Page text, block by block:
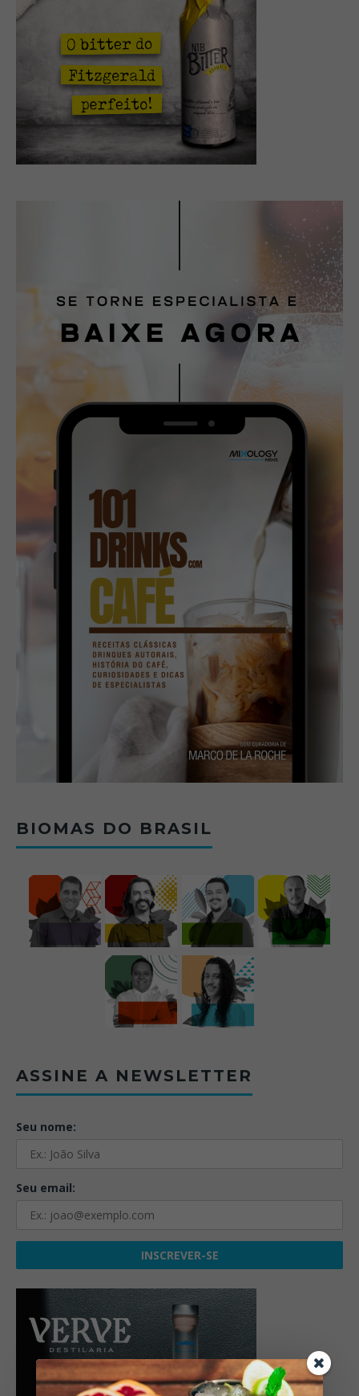
BIOMAS DO BRASIL
ASSINE A NEWSLETTER
Seu nome:
Seu email: